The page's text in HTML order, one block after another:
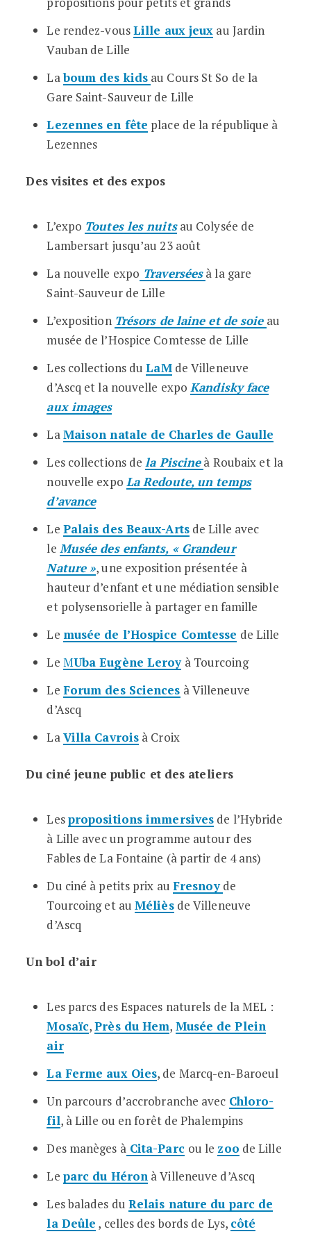
Le rendez-vousLille aux jeux au Jardin
Vauban de Lille
Laboum des kids au Cours St So de la
Gare Saint-Sauveur de Lille
Lezennes en fête place de la république à
Lezennes
Des visites et des expos
L’expo Toutes les nuitsau Colysée de
Lambersart jusqu’au 23 août
La nouvelle expo Traversées à la gare
Saint-Sauveur de Lille
L’exposition Trésors de laine et de soie au
musée de l’Hospice Comtesse de Lille
Les collections duLaMde Villeneuve
d’Ascq et la nouvelle expoKandisky face
aux images
LaMaison natale de Charles de Gaulle
Les collections dela Piscine à Roubaix et la
nouvelle expo La Redoute, un temps
d’avance
Le Palais des Beaux-Artsde Lille avec
le Musée des enfants, « Grandeur
Nature », une exposition présentée à
hauteur d’enfant et une médiation sensible
et polysensorielle à partager en famille
Le musée de l’Hospice Comtesse de Lille
Le MUba Eugène Leroyà Tourcoing
Le Forum des Sciences à Villeneuve
d’Ascq
LaVilla Cavrois à Croix
Du ciné jeune public et des ateliers
Lespropositions immersives de l’Hybride
à Lille avec un programme autour des
Fables de La Fontaine (à partir de 4 ans)
Du ciné à petits prix au Fresnoy de
Tourcoing et auMélièsde Villeneuve
d’Ascq
Un bol d’air
Les parcs des Espaces naturels de la MEL :
Mosaïc,Près du Hem, Musée de Plein
air
La Ferme aux Oies, de Marcq-en-Baroeul
Un parcours d’accrobranche avec Chloro-
fil, à Lille ou en forêt de Phalempins
Des manèges àCita-Parc ou le zoo de Lille
Le parc du Héron à Villeneuve d’Ascq
Les balades du Relais nature du parc de
la Deûle , celles des bords de Lys, côté